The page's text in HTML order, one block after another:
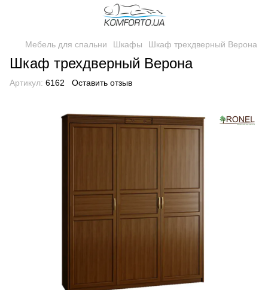
Мебель для спальни Шкафы Шкаф трехдверный Верона
Шкаф трехдверный Верона
Артикул: 6162 Оставить отзыв